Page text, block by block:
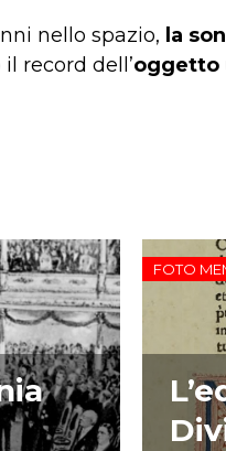
nello spazio, la
record dell’oggetto
FOTO